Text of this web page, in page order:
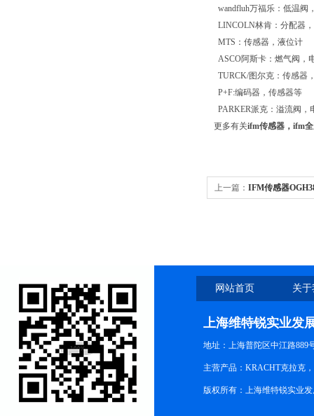
wandfluh万福乐：低温阀
LINCOLN林肯：分配器
MTS：传感器，液位计
ASCO阿斯卡：燃气阀，
TURCK/图尔克：传感器
P+F:编码器，传感器等
PARKER派克：溢流阀，
更多有关ifm传感器，ifm
上一篇： IFM传感器
网站首页 关
上海维特锐实业发
地址：上海普陀区中江路889
主营产品：KRACHT克拉克
版权所有：上海维特锐实业